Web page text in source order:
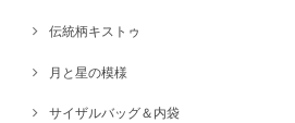
伝統柄キストゥ
月と星の模様
サイザルバッグ＆内袋